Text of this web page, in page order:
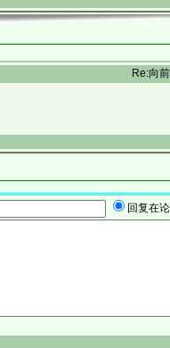
Re:向前
回复在